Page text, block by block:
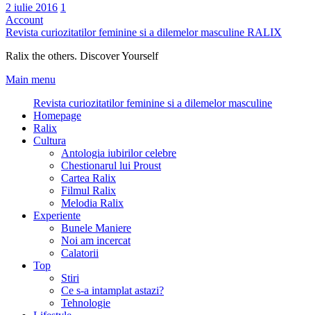
2 iulie 2016 1
Account
Revista curiozitatilor feminine si a dilemelor masculine RALIX
Ralix the others. Discover Yourself
Main menu
Revista curiozitatilor feminine si a dilemelor masculine
Homepage
Ralix
Cultura
Antologia iubirilor celebre
Chestionarul lui Proust
Cartea Ralix
Filmul Ralix
Melodia Ralix
Experiente
Bunele Maniere
Noi am incercat
Calatorii
Top
Stiri
Ce s-a intamplat astazi?
Tehnologie